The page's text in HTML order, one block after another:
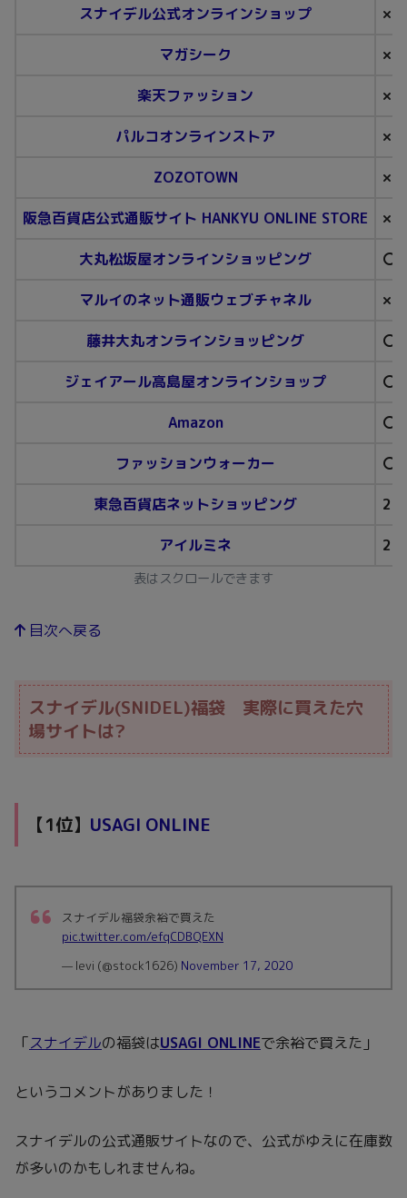
スナイデル公式オンラインショップ ×
マガシーク ×
楽天ファッション ×
パルコオンラインストア ×
ZOZOTOWN ×
阪急百貨店公式通販サイト HANKYU ONLINE STORE ×
大丸松坂屋オンラインショッピング 〇
マルイのネット通販ウェブチャネル ×
藤井大丸オンラインショッピング 〇
ジェイアール高島屋オンラインショップ 〇
Amazon 〇
ファッションウォーカー 〇
東急百貨店ネットショッピング
アイルミネ
表はスクロールできます
目次へ戻る
スナイデル(SNIDEL)福袋 実際に買えた穴
場サイトは?
【1位】 USAGI ONLINE
スナイデル福袋余裕で買えた
pic.twitter.com/efqCDBQEXN
— levi (@stock1626) November 17, 2020
「スナイデルの福袋はUSAGI ONLINEで余裕で買えた」
というコメントがありました！
スナイデルの公式通販サイトなので、公式がゆえに在庫数
が多いのかもしれませんね。